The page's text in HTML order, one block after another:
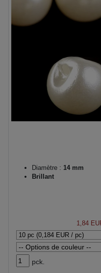
Diamètre : 14 mm
Brillant
1,84
pck.